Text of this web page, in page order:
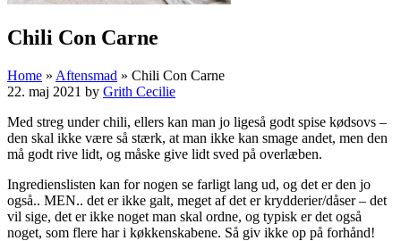
Chili Con Carne
Home » Aftensmad » Chili Con Carne
22. maj 2021 by Grith Cecilie
Med streg under chili, ellers kan man jo ligeså godt spise kødsovs –
den skal ikke være så stærk, at man ikke kan smage andet, men den
må godt rive lidt, og måske give lidt sved på overlæben.
Ingredienslisten kan for nogen se farligt lang ud, og det er den jo
også.. MEN.. det er ikke galt, meget af det er krydderier/dåser – det
vil sige, det er ikke noget man skal ordne, og typisk er det også
noget, som flere har i køkkenskabene. Så giv ikke op på forhånd!